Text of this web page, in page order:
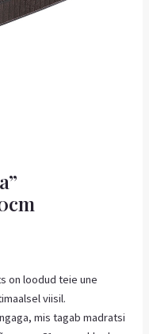
on loodud teie une
viisil.
mis tagab madratsi